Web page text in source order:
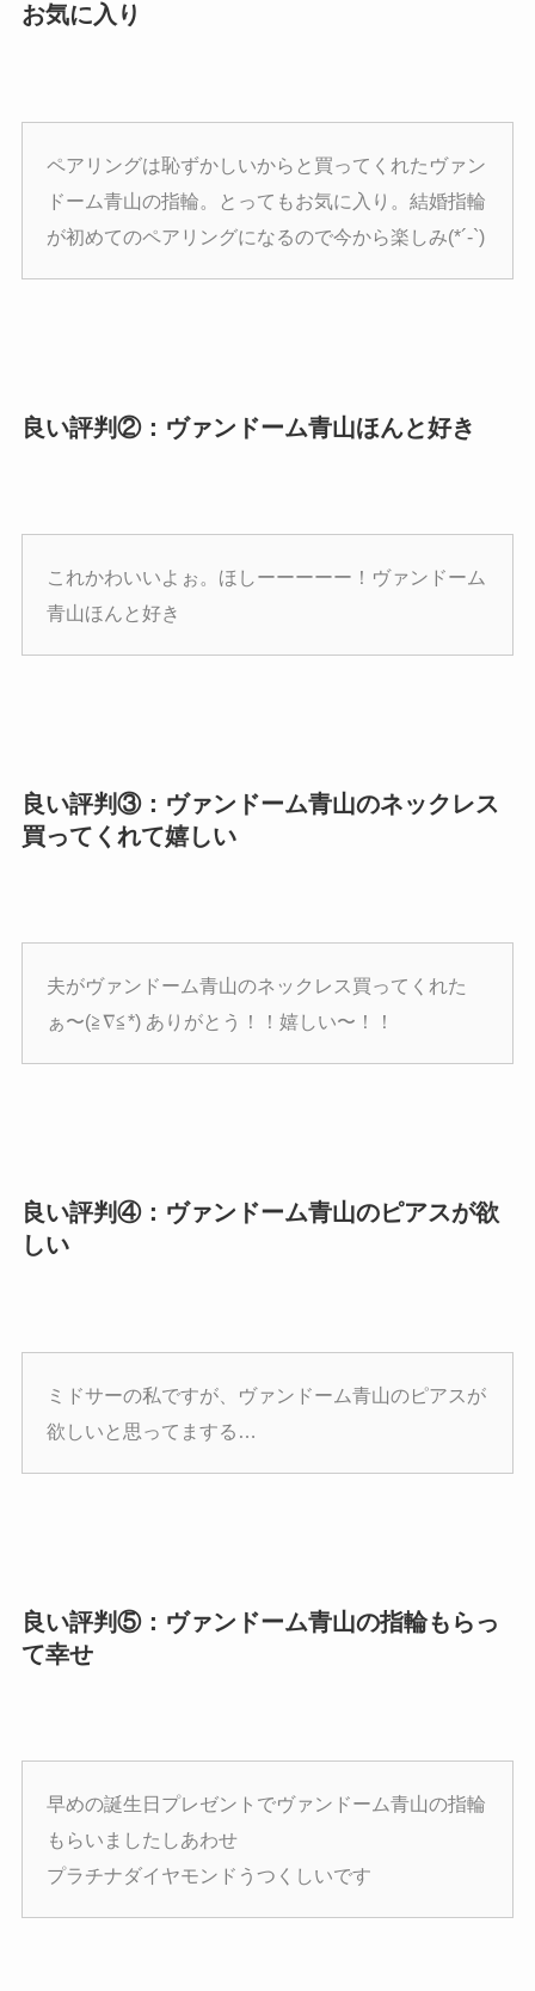
お気に入り
ペアリングは恥ずかしいからと買ってくれたヴァン
ドーム青山の指輪。とってもお気に入り。結婚指輪
が初めてのペアリングになるので今から楽しみ(*´-`)
良い評判②：ヴァンドーム青山ほんと好き
これかわいいよぉ。ほしーーーーー！ヴァンドーム
青山ほんと好き
良い評判③：ヴァンドーム青山のネックレス
買ってくれて嬉しい
夫がヴァンドーム青山のネックレス買ってくれた
ぁ〜(≧∇≦*) ありがとう！！嬉しい〜！！
良い評判④：ヴァンドーム青山のピアスが欲
しい
ミドサーの私ですが、ヴァンドーム青山のピアスが
欲しいと思ってまする…
良い評判⑤：ヴァンドーム青山の指輪もらっ
て幸せ
早めの誕生日プレゼントでヴァンドーム青山の指輪
もらいましたしあわせ
プラチナダイヤモンドうつくしいです